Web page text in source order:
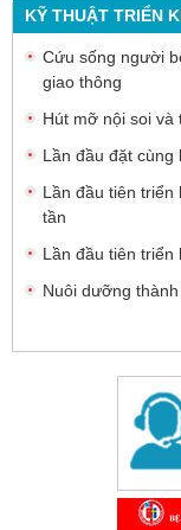
KỸ THUẬT TRIỂN
Cứu sống người
giao thông
Hút mỡ nội soi và
Lần đầu đặt cùng
Lần đầu tiên triển
tần
Lần đầu tiên
Nuôi dưỡng